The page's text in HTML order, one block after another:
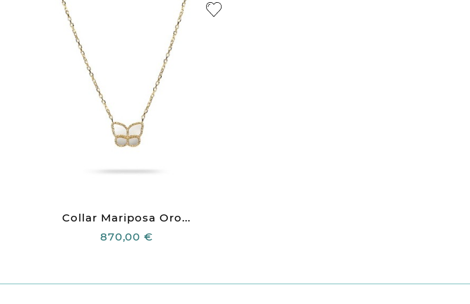
Collar Mariposa Oro...
870,00 €